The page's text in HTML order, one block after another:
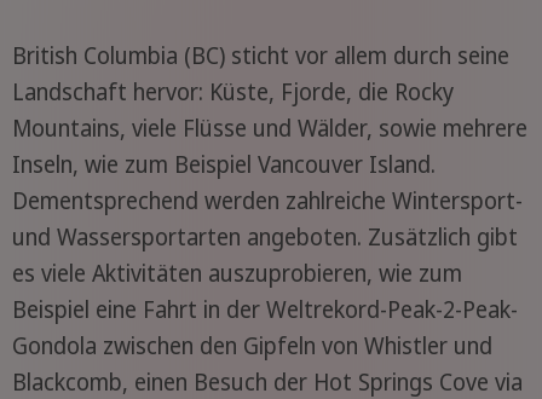
British Columbia (BC) sticht vor allem durch seine
Landschaft hervor: Küste, Fjorde, die Rocky
Mountains, viele Flüsse und Wälder, sowie mehrere
Inseln, wie zum Beispiel Vancouver Island.
Dementsprechend werden zahlreiche Wintersport-
und Wassersportarten angeboten. Zusätzlich gibt
es viele Aktivitäten auszuprobieren, wie zum
Beispiel eine Fahrt in der Weltrekord-Peak-2-Peak-
Gondola zwischen den Gipfeln von Whistler und
Blackcomb, einen Besuch der Hot Springs Cove via